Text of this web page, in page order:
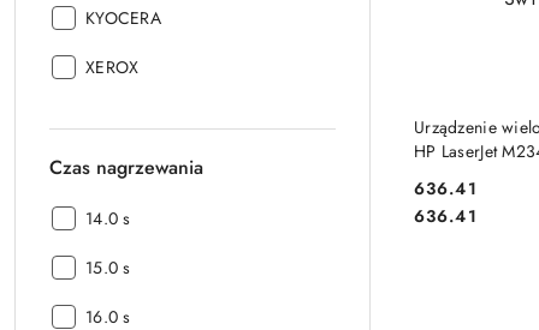
Producent:
KYOCERA
Producent:
XEROX
Czas nagrzewania
Czas
14.0 s
Czas
15.0 s
Czas
16.0 s
Urządzenie
HP LaserJet
Cena:
636.41
Cena:
636.41
DO